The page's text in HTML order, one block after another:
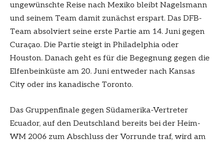
ungewünschte Reise nach Mexiko bleibt Nagelsmann
und seinem Team damit zunächst erspart. Das DFB-
Team absolviert seine erste Partie am 14. Juni gegen
Curaçao. Die Partie steigt in Philadelphia oder
Houston. Danach geht es für die Begegnung gegen die
Elfenbeinküste am 20. Juni entweder nach Kansas
City oder ins kanadische Toronto.
Das Gruppenfinale gegen Südamerika-Vertreter
Ecuador, auf den Deutschland bereits bei der Heim-
WM 2006 zum Abschluss der Vorrunde traf, wird am